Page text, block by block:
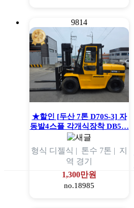
9814
★할인 [두산 7톤 D70S-3] 자
동발4스플 각개식장착 DB5…
형식 디젤식 | 톤수 7톤 | 지
역 경기
1,300만원
no.18985